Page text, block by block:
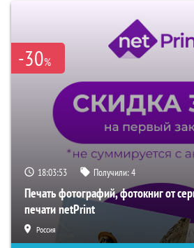
-30%
18:03:52 Получили:4
Печать фотографий, фотокниг от
печати netPrint
Россия